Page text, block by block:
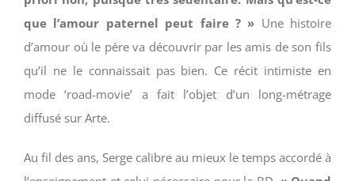
que l’amour paternel peut faire ? » Une histoire
d’amour où le père va découvrir par les amis de son fils
qu’il ne le connaissait pas bien. Ce récit intimiste en
mode ‘road-movie’ a fait l’objet d’un long-métrage
diffusé sur Arte.
Au fil des ans, Serge calibre au mieux le temps accordé à